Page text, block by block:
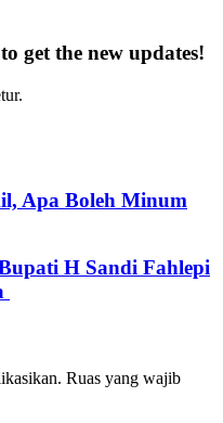
get the new updates!
Apa Boleh Minum
H Sandi Fahlepi
Ruas yang wajib